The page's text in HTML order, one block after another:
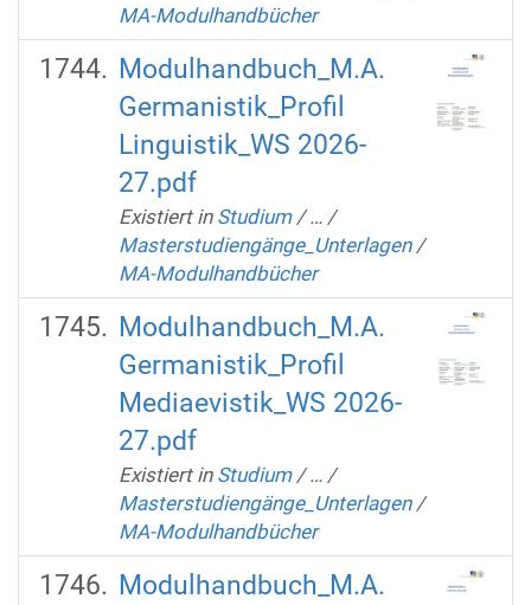
MA-Modulhandbücher
Modulhandbuch_M.A.
Germanistik_Profil
Linguistik_WS 2026-
27.pdf
Existiert in Studium /… /
Masterstudiengänge_Unterlagen /
MA-Modulhandbücher
Modulhandbuch_M.A.
Germanistik_Profil
Mediaevistik_WS 2026-
27.pdf
Existiert in Studium /… /
Masterstudiengänge_Unterlagen /
MA-Modulhandbücher
Modulhandbuch_M.A.